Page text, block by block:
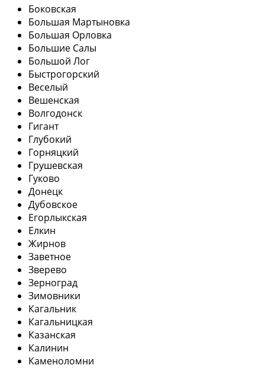
Боковская
Большая Мартыновка
Большая Орловка
Большие Салы
Большой Лог
Быстрогорский
Веселый
Вешенская
Волгодонск
Гигант
Глубокий
Горняцкий
Грушевская
Гуково
Донецк
Дубовское
Егорлыкская
Елкин
Жирнов
Заветное
Зверево
Зерноград
Зимовники
Кагальник
Кагальницкая
Казанская
Калинин
Каменоломни